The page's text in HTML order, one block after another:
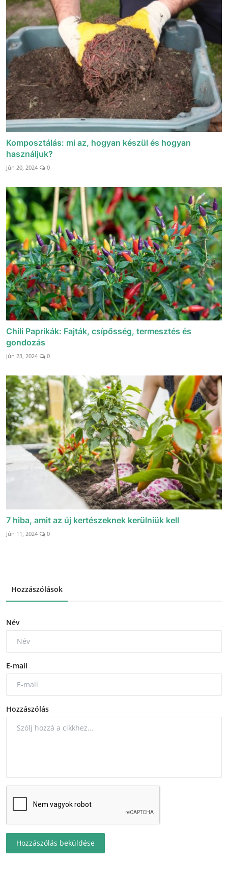
Komposztálás: mi az, hogyan készül és hogyan
használjuk?
Jún 20, 2024 0
Chili Paprikák: Fajták, csípősség, termesztés és
gondozás
Jún 23, 2024 0
7 hiba, amit az új kertészeknek kerülniük kell
Jún 11, 2024 0
Hozzászólások
Név
E-mail
Hozzászólás
Hozzászólás beküldése